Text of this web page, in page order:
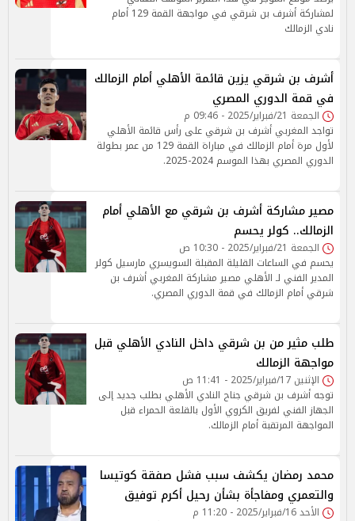
لمشاركة أشرف بن شرقي في مواجهة القمة 129 أمام
نادي الزمالك
أشرف بن شرقي يزين قائمة الأهلي أمام الزمالك
في قمة الدوري المصري
الجمعة 21/فبراير/2025 - 09:46 م
تواجد المغربي أشرف بن شرقي على رأس قائمة الأهلي
لأول مرة أمام الزمالك في مباراة القمة 129 من عمر بطولة
الدوري المصري بهذا الموسم 2024-2025.
مصير مشاركة أشرف بن شرقي مع الأهلي أمام
الزمالك.. كولر يحسم
الجمعة 21/فبراير/2025 - 10:30 ص
يحسم في الساعات القليلة المقبلة السويسري مارسيل كولر
المدير الفني لـ الأهلي مصير مشاركة المغربي أشرف بن
شرقي أمام الزمالك في قمة الدوري المصري.
طلب مثير من بن شرقي داخل النادي الأهلي قبل
مواجهة الزمالك
الإثنين 17/فبراير/2025 - 11:41 ص
توجه أشرف بن شرقي جناح النادي الأهلي بطلب جديد إلى
الجهاز الفني لفريق الكروي الأول بالقلعة الحمراء قبل
المواجهة المرتقبة أمام الزمالك.
محمد رمضان يكشف سبب فشل صفقة كوتيسا
والتعمري ومفاجأة بشأن رحيل أكرم توفيق
الأحد 16/فبراير/2025 - 11:20 م